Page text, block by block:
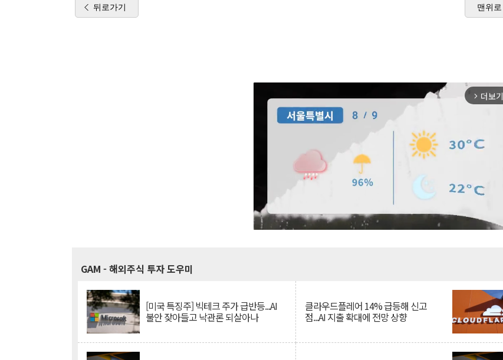
뒤로가기 맨위로
arrow_forward_ios 더보기
GAM - 해외주식 투자 도우미
[미국 특징주] 빅테크 주가 급반등...AI
불안 잦아들고 낙관론 되살아나
클라우드플레어 14% 급등해 신고
점...AI 지출 확대에 전망 상향